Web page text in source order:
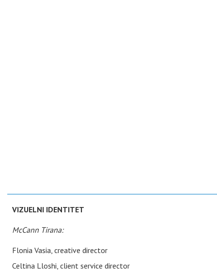
VIZUELNI IDENTITET
McCann Tirana:
Flonia Vasia, creative director
Celtina Lloshi, client service director